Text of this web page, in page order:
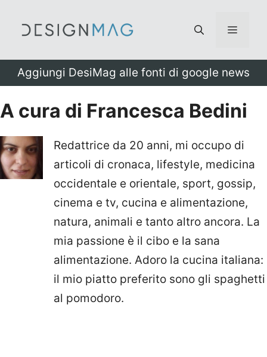
Menu
Aggiungi DesiMag alle fonti di google news
A cura di Francesca Bedini
Redattrice da 20 anni, mi occupo di
articoli di cronaca, lifestyle, medicina
occidentale e orientale, sport, gossip,
cinema e tv, cucina e alimentazione,
natura, animali e tanto altro ancora. La
mia passione è il cibo e la sana
alimentazione. Adoro la cucina italiana:
il mio piatto preferito sono gli spaghetti
al pomodoro.